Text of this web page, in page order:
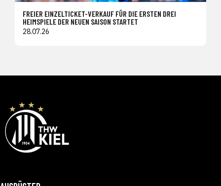
FREIER EINZELTICKET-VERKAUF FÜR DIE ERSTEN DREI
HEIMSPIELE DER NEUEN SAISON STARTET
28.07.26